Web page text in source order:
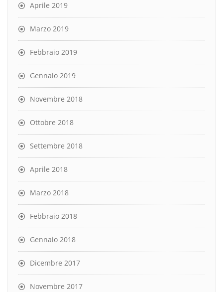
Aprile 2019
Marzo 2019
Febbraio 2019
Gennaio 2019
Novembre 2018
Ottobre 2018
Settembre 2018
Aprile 2018
Marzo 2018
Febbraio 2018
Gennaio 2018
Dicembre 2017
Novembre 2017